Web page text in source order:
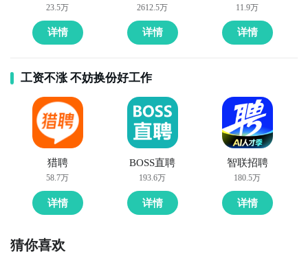
23.5万
详情
2612.5万
详情
11.9万
详情
工资不涨 不妨换份好工作
猎聘
58.7万
详情
BOSS直聘
193.6万
详情
智联招聘
180.5万
详情
猜你喜欢